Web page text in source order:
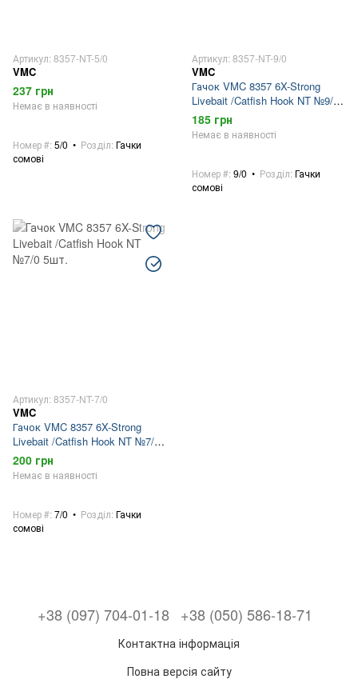
Артикул: 8357-NT-5/0
VMC
237 грн
Немає в наявності
Номер # 5/0 Розділ Гачки
сомові
Артикул: 8357-NT-9/0
VMC
Гачок VMC 8357 6X-Strong
Livebait /Catfish Hook NT №9/0
3шт.
185 грн
Немає в наявності
Номер # 9/0 Розділ Гачки
сомові
Артикул: 8357-NT-7/0
VMC
Гачок VMC 8357 6X-Strong
Livebait /Catfish Hook NT №7/0
5шт.
200 грн
Немає в наявності
Номер # 7/0 Розділ Гачки
сомові
+38 (097) 704-01-18 +38 (050) 586-18-71
Контактна інформація
Повна версія сайту